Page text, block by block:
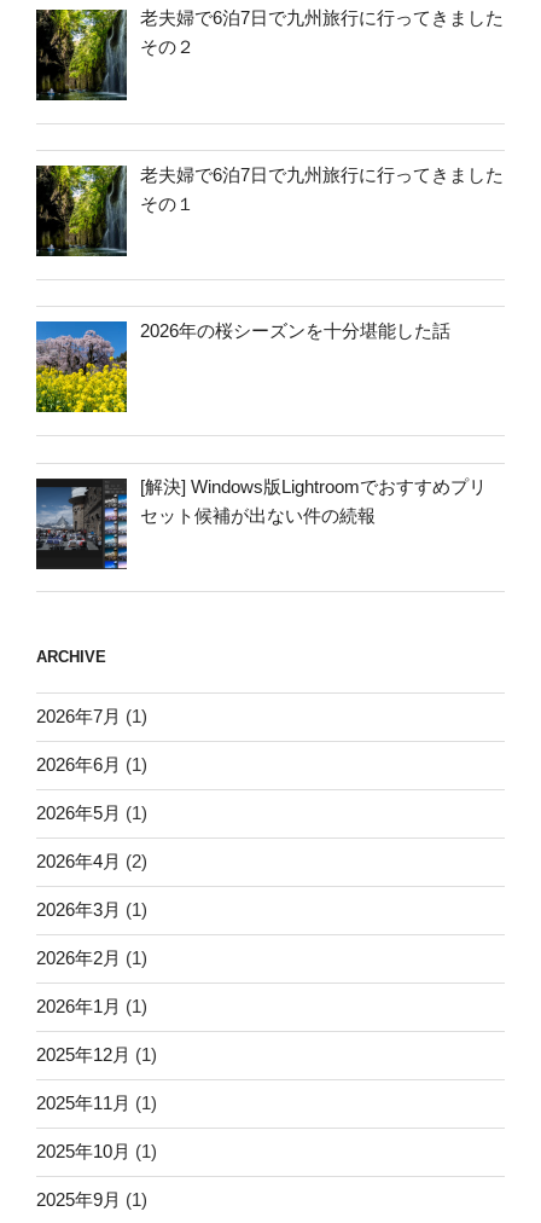
老夫婦で6泊7日で九州旅行に行ってきました
その２
老夫婦で6泊7日で九州旅行に行ってきました
その１
2026年の桜シーズンを十分堪能した話
[解決] Windows版Lightroomでおすすめプリ
セット候補が出ない件の続報
ARCHIVE
2026年7月 (1)
2026年6月 (1)
2026年5月 (1)
2026年4月 (2)
2026年3月 (1)
2026年2月 (1)
2026年1月 (1)
2025年12月 (1)
2025年11月 (1)
2025年10月 (1)
2025年9月 (1)